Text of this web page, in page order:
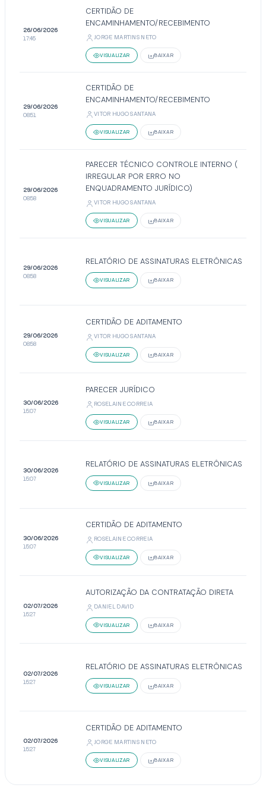
26/06/2026
17:45
CERTIDÃO DE
ENCAMINHAMENTO/RECEBIMENTO
JORGE MARTINS NETO
VISUALIZAR BAIXAR
29/06/2026
08:51
CERTIDÃO DE
ENCAMINHAMENTO/RECEBIMENTO
VITOR HUGO SANTANA
VISUALIZAR BAIXAR
29/06/2026
08:58
PARECER TÉCNICO CONTROLE INTERNO (
IRREGULAR POR ERRO NO
ENQUADRAMENTO JURÍDICO)
VITOR HUGO SANTANA
VISUALIZAR BAIXAR
29/06/2026
08:58
RELATÓRIO DE ASSINATURAS ELETRÔNICAS
VISUALIZAR BAIXAR
29/06/2026
08:58
CERTIDÃO DE ADITAMENTO
VITOR HUGO SANTANA
VISUALIZAR BAIXAR
30/06/2026
15:07
PARECER JURÍDICO
ROSELAINE CORREIA
VISUALIZAR BAIXAR
30/06/2026
15:07
RELATÓRIO DE ASSINATURAS ELETRÔNICAS
VISUALIZAR BAIXAR
30/06/2026
15:07
CERTIDÃO DE ADITAMENTO
ROSELAINE CORREIA
VISUALIZAR BAIXAR
02/07/2026
15:27
AUTORIZAÇÃO DA CONTRATAÇÃO DIRETA
DANIEL DAVID
VISUALIZAR BAIXAR
02/07/2026
15:27
RELATÓRIO DE ASSINATURAS ELETRÔNICAS
VISUALIZAR BAIXAR
02/07/2026
15:27
CERTIDÃO DE ADITAMENTO
JORGE MARTINS NETO
VISUALIZAR BAIXAR